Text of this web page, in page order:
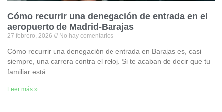
Cómo recurrir una denegación de entrada en el
aeropuerto de Madrid-Barajas
27 febrero, 2026 No hay comentarios
Cómo recurrir una denegación de entrada en Barajas es, casi
siempre, una carrera contra el reloj. Si te acaban de decir que tu
familiar está
Leer más »